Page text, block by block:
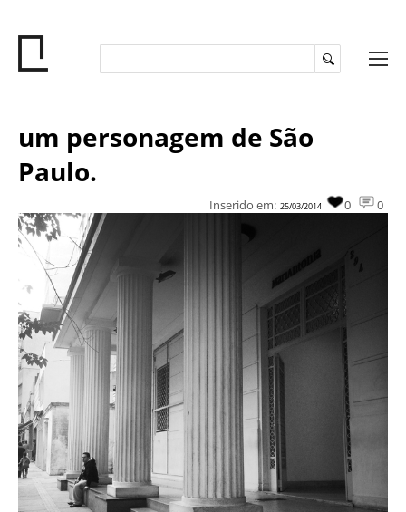
um personagem de São
Paulo.
0
0
Inserido em: 25/03/2014